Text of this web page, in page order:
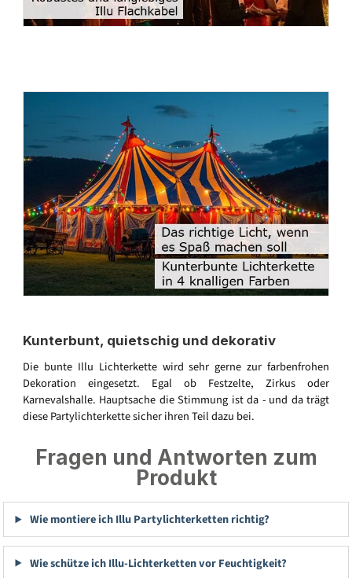
Kunterbunt, quietschig und dekorativ
Die bunte Illu Lichterkette wird sehr gerne zur farbenfrohen
Dekoration eingesetzt. Egal ob Festzelte, Zirkus oder
Karnevalshalle. Hauptsache die Stimmung ist da - und da trägt
diese Partylichterkette sicher ihren Teil dazu bei.
Fragen und Antworten zum
Produkt
Wie montiere ich Illu Partylichterketten richtig?
Wie schütze ich Illu-Lichterketten vor Feuchtigkeit?